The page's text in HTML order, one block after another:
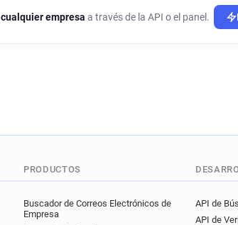
cualquier empresa a través de la API o el panel.
PRODUCTOS
Buscador de Correos Electrónicos de
Empresa
API de
API de